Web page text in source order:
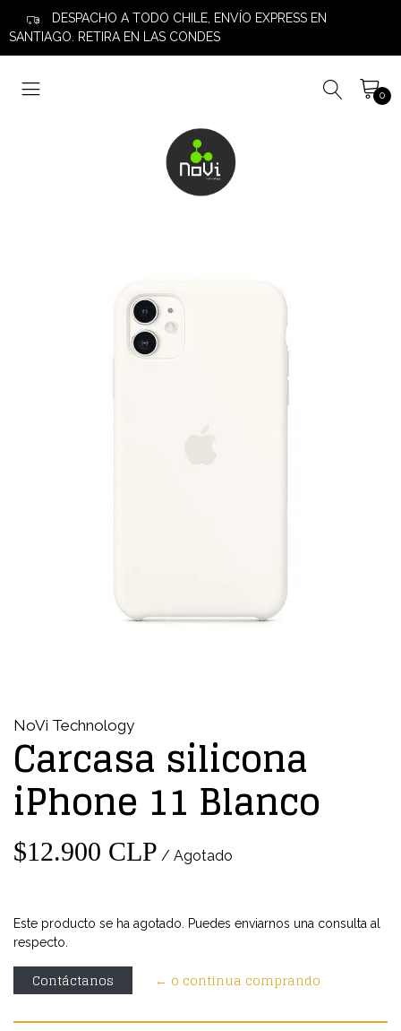
DESPACHO A TODO CHILE, ENVÍO EXPRESS EN
SANTIAGO. RETIRA EN LAS CONDES
0
NoVi Technology
Carcasa silicona
iPhone 11 Blanco
$12.900 CLP / Agotado
Este producto se ha agotado. Puedes enviarnos una consulta al
respecto.
Contáctanos ← o continua comprando